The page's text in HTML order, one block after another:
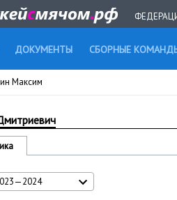
ДОКУМЕНТЫ СБОРНЫЕ
Максим